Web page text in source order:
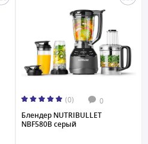
(0) 0
Блендер NUTRIBULLET
NBF580B серый